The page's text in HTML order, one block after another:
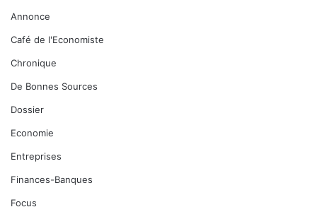
Annonce
Café de l'Economiste
Chronique
De Bonnes Sources
Dossier
Economie
Entreprises
Finances-Banques
Focus